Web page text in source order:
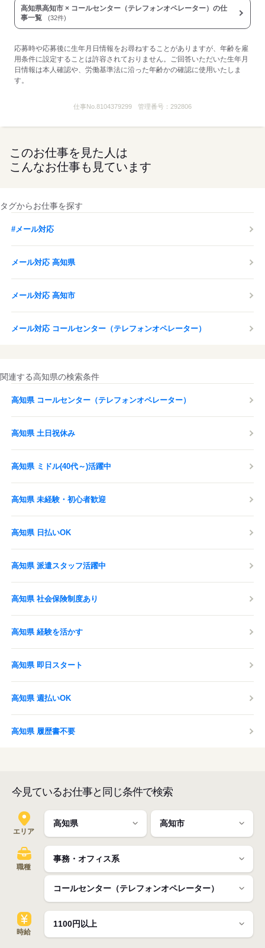
高知県高知市 × コールセンター（テレフォンオペレーター）の仕
事一覧
(32件)
応募時や応募後に生年月日情報をお尋ねすることがありますが、年齢を雇
用条件に設定することは許容されておりません。ご回答いただいた生年月
日情報は本人確認や、労働基準法に沿った年齢かの確認に使用いたしま
す。
仕事No.8104379299 管理番号： 292806
このお仕事を見た人は
こんなお仕事も見ています
タグからお仕事を探す
#メール対応
メール対応 高知県
メール対応 高知市
メール対応 コールセンター（テレフォンオペレーター）
関連する高知県の検索条件
高知県 コールセンター（テレフォンオペレーター）
高知県 土日祝休み
高知県 ミドル(40代～)活躍中
高知県 未経験・初心者歓迎
高知県 日払いOK
高知県 派遣スタッフ活躍中
高知県 社会保険制度あり
高知県 経験を活かす
高知県 即日スタート
高知県 週払いOK
高知県 履歴書不要
今見ているお仕事と同じ条件で検索
エリア
職種
時給